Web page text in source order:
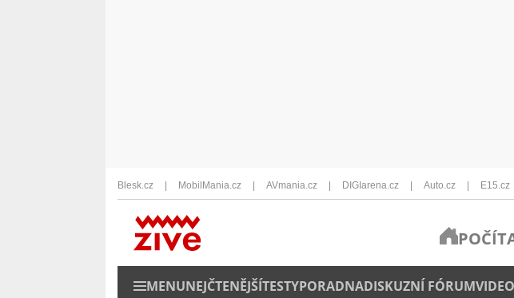
Blesk.cz MobilMania.cz AVmania.cz DIGIarena.cz Auto.cz E15.cz
MENUNEJČTENĚJŠÍTESTYPORADNADISKUZNÍ FÓRUMVIDEO